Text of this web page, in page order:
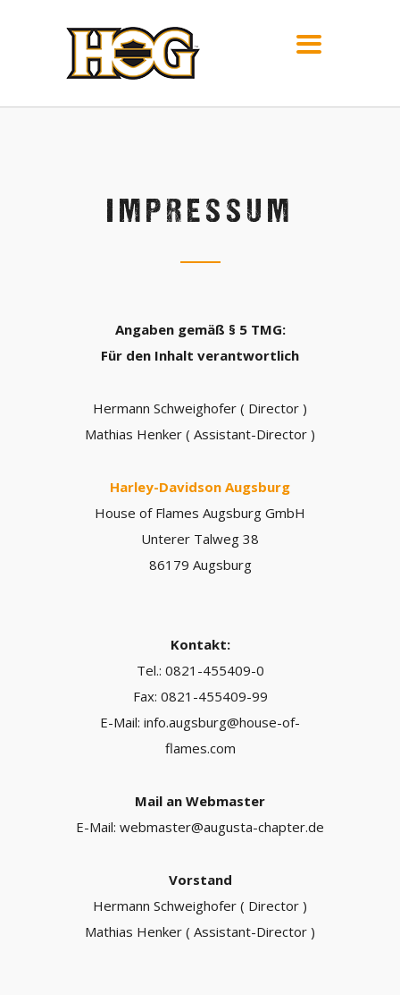
IMPRESSUM
Angaben gemäß § 5 TMG:
Für den Inhalt verantwortlich
Hermann Schweighofer ( Director )
Mathias Henker ( Assistant-Director )
Harley-Davidson Augsburg
House of Flames Augsburg GmbH
Unterer Talweg 38
86179 Augsburg
Kontakt:
Tel.: 0821-455409-0
Fax: 0821-455409-99
E-Mail: info.augsburg@house-of-
flames.com
Mail an Webmaster
E-Mail: webmaster@augusta-chapter.de
Vorstand
Hermann Schweighofer ( Director )
Mathias Henker ( Assistant-Director )